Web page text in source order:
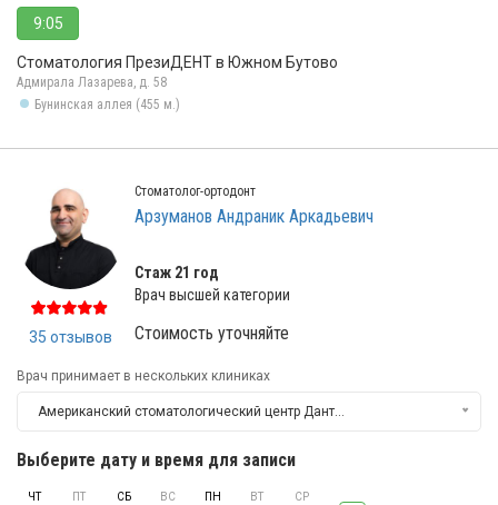
9:05
Стоматология ПрезиДЕНТ в Южном Бутово
Адмирала Лазарева, д. 58
Бунинская аллея (455 м.)
35 отзывов
Стоматолог-ортодонт
Арзуманов Андраник Аркадьевич
Стаж 21 год
Врач высшей категории
Стоимость уточняйте
Врач принимает в нескольких клиниках
Американский стоматологический центр Дантист
Выберите дату и время для записи
ЧТ ПТ СБ ВС ПН ВТ СР